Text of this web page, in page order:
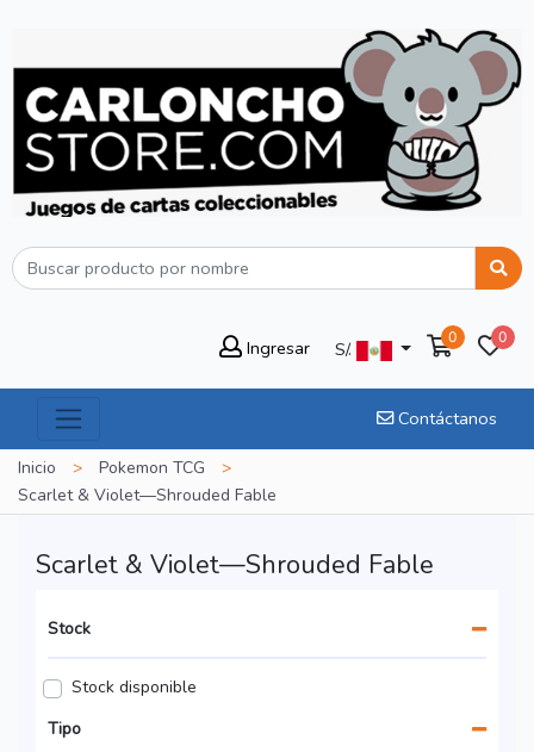
Ingresar S/.
0 0
Contáctanos
Inicio > Pokemon TCG
>
Scarlet & Violet—Shrouded Fable
Scarlet & Violet—Shrouded Fable
Stock
Stock disponible
Tipo